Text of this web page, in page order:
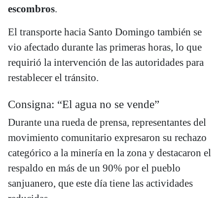
escombros.
El transporte hacia Santo Domingo también se
vio afectado durante las primeras horas, lo que
requirió la intervención de las autoridades para
restablecer el tránsito.
Consigna: “El agua no se vende”
Durante una rueda de prensa, representantes del
movimiento comunitario expresaron su rechazo
categórico a la minería en la zona y destacaron el
respaldo en más de un 90% por el pueblo
sanjuanero, que este día tiene las actividades